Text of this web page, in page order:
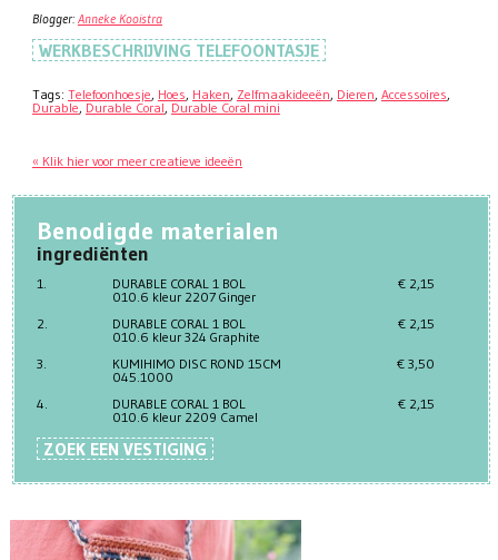
Blogger: Anneke Kooistra
WERKBESCHRIJVING TELEFOONTASJE
Tags: Telefoonhoesje, Hoes, Haken, Zelfmaakideeën, Dieren, Accessoires,
Durable, Durable Coral, Durable Coral mini
« Klik hier voor meer creatieve ideeën
Benodigde materialen
ingrediënten
1.
DURABLE CORAL 1 BOL
010.6 kleur 2207 Ginger
€ 2,15
2.
DURABLE CORAL 1 BOL
010.6 kleur 324 Graphite
€ 2,15
3.
KUMIHIMO DISC ROND 15CM
045.1000
€ 3,50
4.
DURABLE CORAL 1 BOL
010.6 kleur 2209 Camel
€ 2,15
ZOEK EEN VESTIGING